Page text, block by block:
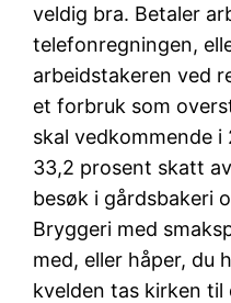
veldig bra. Betaler
telefonregningen,
arbeidstakeren ved
et forbruk som
skal vedkommende i
33,2 prosent skatt
besøk i gårdsbakeri
Bryggeri med
med, eller håper, du
kvelden tas kirken til